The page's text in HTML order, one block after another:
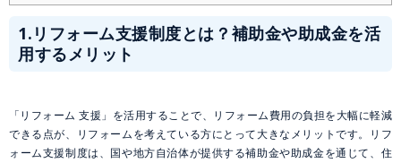
1. リフォーム支援制度とは？補助金や助成金を活
用するメリット
「リフォーム 支援」を活用することで、リフォーム費用の負担を大幅に軽減
できる点が、リフォームを考えている方にとって大きなメリットです。リフ
ォーム支援制度は、国や地方自治体が提供する補助金や助成金を通じて、住